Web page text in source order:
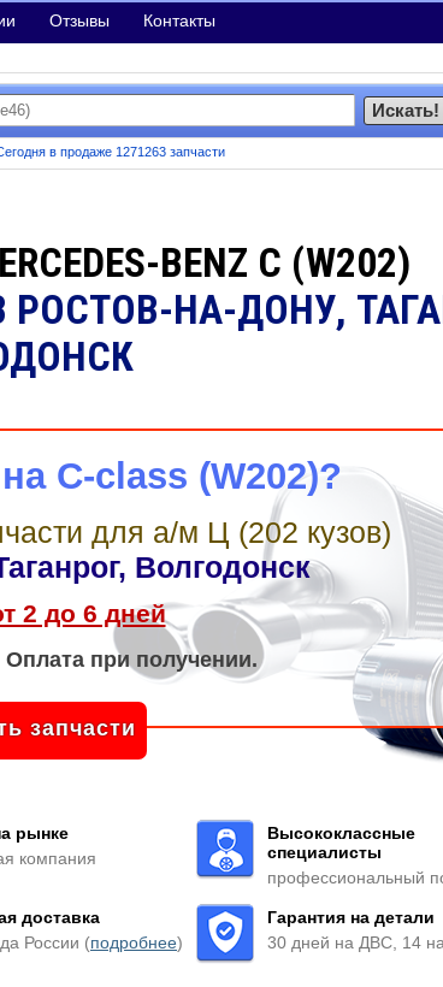
Отзывы Контакты
Искать!
в продаже 1271263 запчасти
BENZ C (W202)
РОСТОВ-НА-ДОНУ,
C-class (W202)?
для а/м Ц (202 кузов)
Волгодонск
2 до 6 дней
при получении.
запчасти
рынке
компания
Высококлассные
специалисты
профессиональный
доставка
России (подробнее)
Гарантия на детали
30 дней на ДВС, 14